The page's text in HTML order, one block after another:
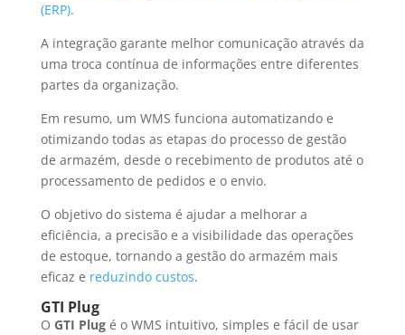
(ERP).
A integração garante melhor comunicação através da
uma troca contínua de informações entre diferentes
partes da organização.
Em resumo, um WMS funciona automatizando e
otimizando todas as etapas do processo de gestão
de armazém, desde o recebimento de produtos até o
processamento de pedidos e o envio.
O objetivo do sistema é ajudar a melhorar a
eficiência, a precisão e a visibilidade das operações
de estoque, tornando a gestão do armazém mais
eficaz e reduzindo custos.
GTI Plug
O GTI Plugé o WMS intuitivo, simples e fácil de usar